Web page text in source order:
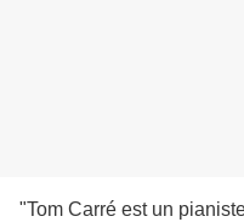
"Tom Carré est un